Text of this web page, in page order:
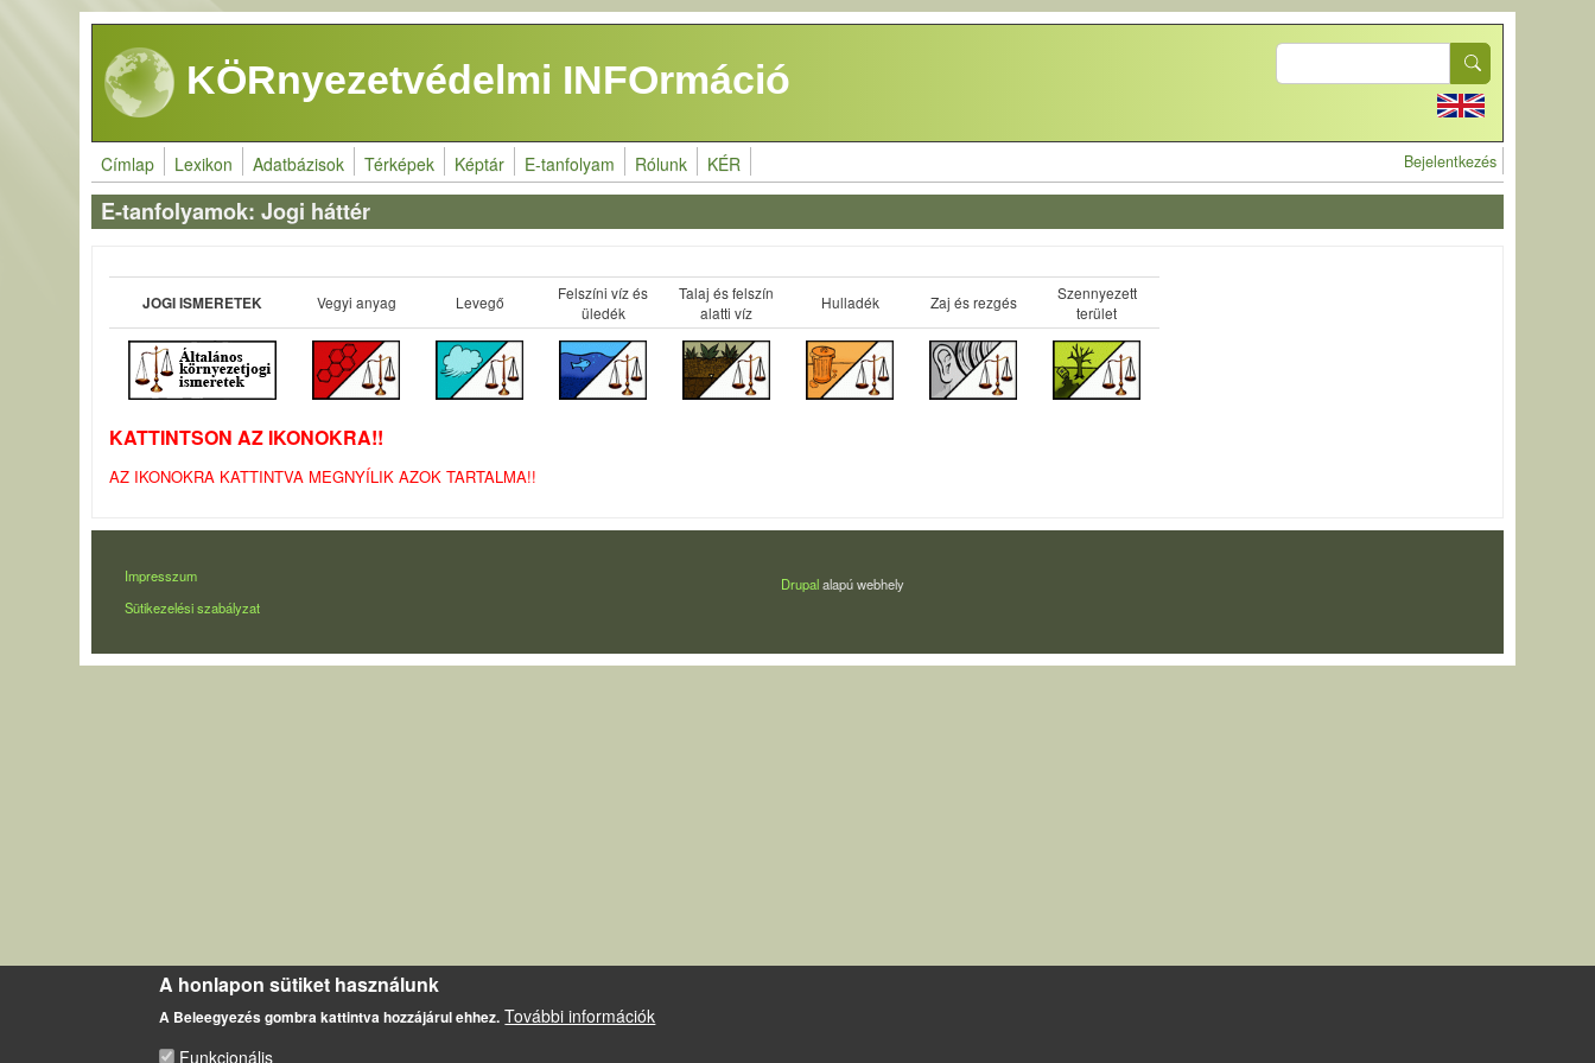
Ugrás a tartalomra
KÖRnyezetvédelmi INFOrmáció
Search
Címlap Lexikon Adatbázisok Térképek Képtár E-tanfolyam Rólunk KÉR User account
Bejelentkezés
E-tanfolyamok: Jogi háttér
JOGI ISMERETEK Vegyi anyag Levegő
Felszíni víz és
üledék
Talaj és felszín
alatti víz
Hulladék Zaj és rezgés
Szennyezett
terület
KATTINTSON AZ IKONOKRA!!
AZ IKONOKRA KATTINTVA MEGNYÍLIK AZOK TARTALMA!!
LÁBLÉC
Impresszum
Sütikezelési szabályzat
Drupalalapú webhely
A honlapon sütiket használunk
A Beleegyezés gombra kattintva hozzájárul ehhez. További információk
Funkcionális